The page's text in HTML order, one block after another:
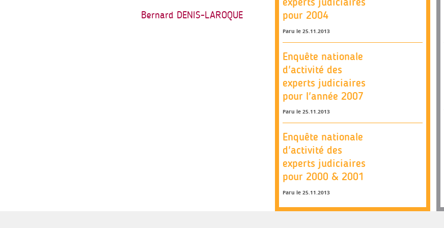
Bernard DENIS-LAROQUE
pour 2004
Paru le 25.11.2013
Enquête nationale
d'activité des
experts judiciaires
pour l'année 2007
Paru le 25.11.2013
Enquête nationale
d'activité des
experts judiciaires
pour 2000 & 2001
Paru le 25.11.2013